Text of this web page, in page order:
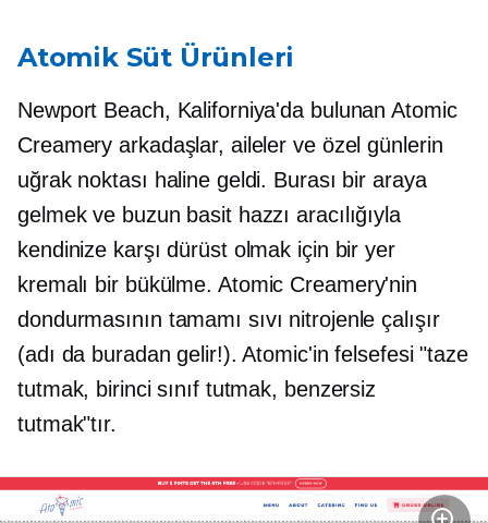
Atomik Süt Ürünleri
Newport Beach, Kaliforniya'da bulunan Atomic
Creamery arkadaşlar, aileler ve özel günlerin
uğrak noktası haline geldi. Burası bir araya
gelmek ve buzun basit hazzı aracılığıyla
kendinize karşı dürüst olmak için bir yer
kremalı bir bükülme. Atomic Creamery'nin
dondurmasının tamamı sıvı nitrojenle çalışır
(adı da buradan gelir!). Atomic'in felsefesi "taze
tutmak, birinci sınıf tutmak, benzersiz
tutmak"tır.